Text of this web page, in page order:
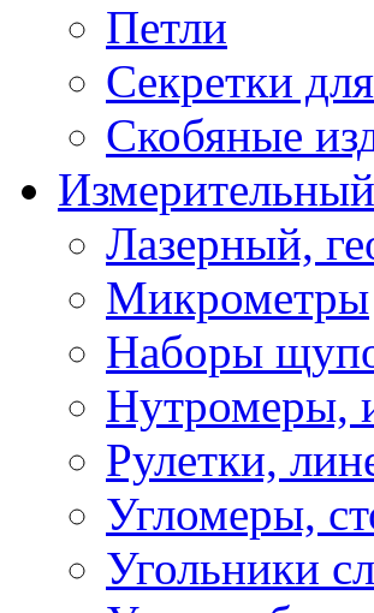
Петли
Секретки
Скобяные
Лазерный,
Микрометры
Наборы
Нутромеры,
Рулетки,
Угломеры,
Угольники